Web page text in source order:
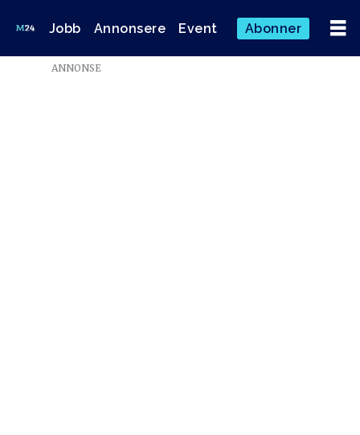
Jobb Annonsere Event Abonner
Emne:
ANNONSE